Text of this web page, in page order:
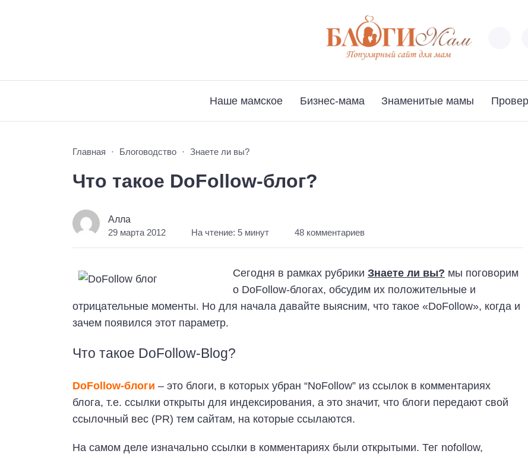
Наше мамское Бизнес-мама Знаменитые мамы
Главная Блоговодство Знаете ли вы?
Что такое DoFollow-блог?
Алла
29 марта 2012 На чтение: 5 минут 48 комментариев
Сегодня в рамках рубрики Знаете ли вы? мы поговорим
о DoFollow-блогах, обсудим их положительные и
отрицательные моменты. Но для начала давайте выясним, что такое «DoFollow», когда и
зачем появился этот параметр.
Что такое DoFollow-Blog?
DoFollow-блоги – это блоги, в которых убран “NoFollow” из ссылок в комментариях
блога, т.е. ссылки открыты для индексирования, а это значит, что блоги передают свой
ссылочный вес (PR) тем сайтам, на которые ссылаются.
На самом деле изначально ссылки в комментариях были открытыми. Тег nofollow,